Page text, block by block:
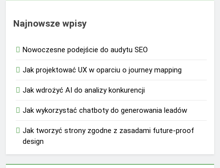
Najnowsze wpisy
Nowoczesne podejście do audytu SEO
Jak projektować UX w oparciu o journey mapping
Jak wdrożyć AI do analizy konkurencji
Jak wykorzystać chatboty do generowania leadów
Jak tworzyć strony zgodne z zasadami future-proof
design